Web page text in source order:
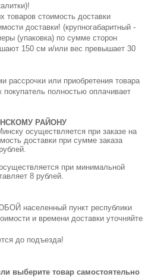
товаров стоимость доставки
доставки! (крупногабаритный -
(упаковка) по сумме сторон
150 см и/или вес превышает 30
рассрочки или приобретения товара
покупатель полностью оплачивает
РАЙОНУ
осуществляется при заказе на
доставки при сумме заказа
при минимальной
8 рублей.
населенный пункт республики
и времени доставки уточняйте
до подъезда!
выберите товар самостоятельно